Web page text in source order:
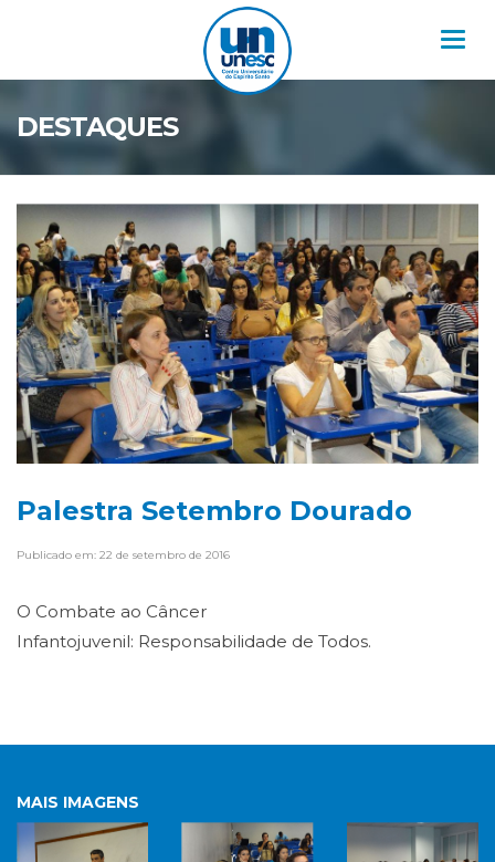
DESTAQUES
Palestra Setembro Dourado
Publicado em: 22 de setembro de 2016
O Combate ao Câncer
Infantojuvenil: Responsabilidade de Todos.
MAIS IMAGENS